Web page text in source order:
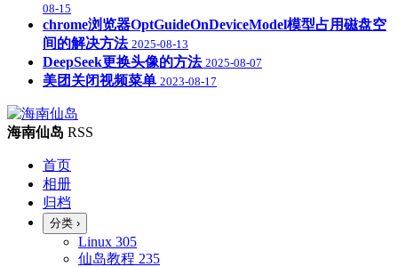
08-15
chrome浏览器OptGuideOnDeviceModel模型占用磁盘空
间的解决方法 2025-08-13
DeepSeek更换头像的方法 2025-08-07
美团关闭视频菜单 2023-08-17
海南仙岛 RSS
首页
相册
归档
分类 ›
Linux 305
仙岛教程 235